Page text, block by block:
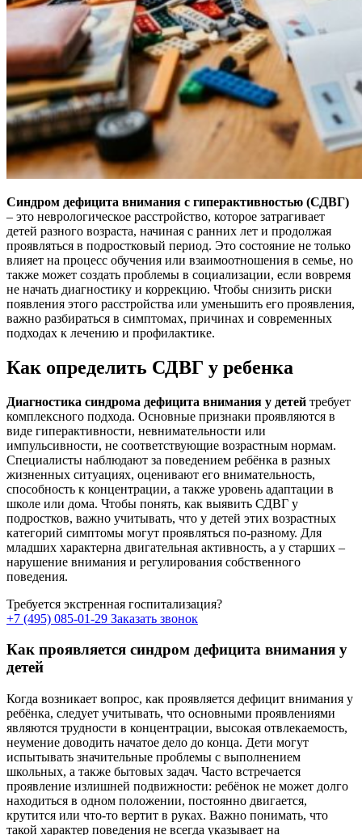
Синдром дефицита внимания с гиперактивностью (СДВГ)
– это неврологическое расстройство, которое затрагивает
детей разного возраста, начиная с ранних лет и продолжая
проявляться в подростковый период. Это состояние не только
влияет на процесс обучения или взаимоотношения в семье, но
также может создать проблемы в социализации, если вовремя
не начать диагностику и коррекцию. Чтобы снизить риски
появления этого расстройства или уменьшить его проявления,
важно разбираться в симптомах, причинах и современных
подходах к лечению и профилактике.
Как определить СДВГ у ребенка
Диагностика синдрома дефицита внимания у детей требует
комплексного подхода. Основные признаки проявляются в
виде гиперактивности, невнимательности или
импульсивности, не соответствующие возрастным нормам.
Специалисты наблюдают за поведением ребёнка в разных
жизненных ситуациях, оценивают его внимательность,
способность к концентрации, а также уровень адаптации в
школе или дома. Чтобы понять, как выявить СДВГ у
подростков, важно учитывать, что у детей этих возрастных
категорий симптомы могут проявляться по-разному. Для
младших характерна двигательная активность, а у старших –
нарушение внимания и регулирования собственного
поведения.
Требуется экстренная госпитализация?
+7 (495) 085-01-29 Заказать звонок
Как проявляется синдром дефицита внимания у
детей
Когда возникает вопрос, как проявляется дефицит внимания у
ребёнка, следует учитывать, что основными проявлениями
являются трудности в концентрации, высокая отвлекаемость,
неумение доводить начатое дело до конца. Дети могут
испытывать значительные проблемы с выполнением
школьных, а также бытовых задач. Часто встречается
проявление излишней подвижности: ребёнок не может долго
находиться в одном положении, постоянно двигается,
крутится или что-то вертит в руках. Важно понимать, что
такой характер поведения не всегда указывает на